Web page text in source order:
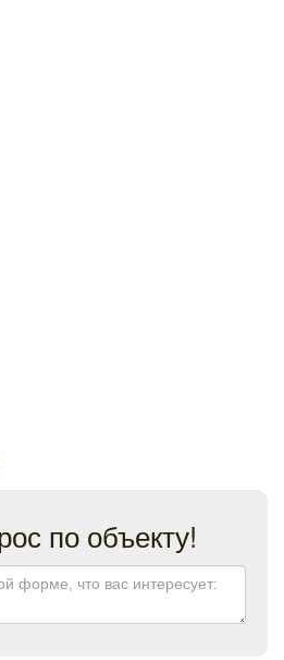
по объекту!